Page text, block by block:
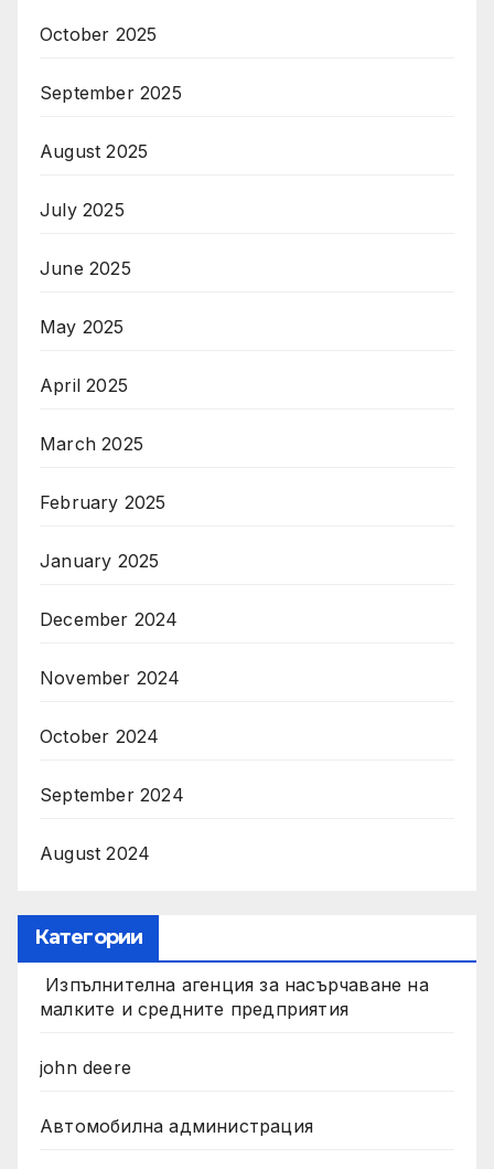
October 2025
September 2025
August 2025
July 2025
June 2025
May 2025
April 2025
March 2025
February 2025
January 2025
December 2024
November 2024
October 2024
September 2024
August 2024
Категории
Изпълнителна агенция за насърчаване на
малките и средните предприятия
john deere
Автомобилна администрация